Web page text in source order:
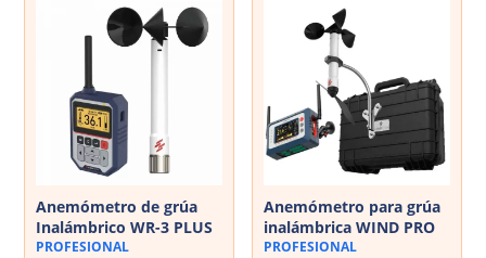
Anemómetro de grúa
Inalámbrico WR-3 PLUS
PROFESIONAL
Anemómetro para grúa
inalámbrica WIND PRO
PROFESIONAL